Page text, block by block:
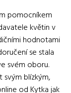
pomocníkem
květin v
hodnotami
se stala
svém oboru.
blízkým,
od Kytka jak